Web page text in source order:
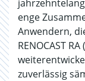
enge
Anwendern,
RENOCAST
zuverlässig